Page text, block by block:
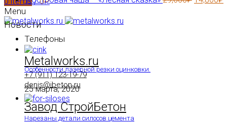
Menu
Телефоны
Metalworks.ru
+7 (911) 123-19-79
denis@ibeton.ru
Завод СтройБетон
Новости
Особенности лазерной резки оцинковки.
25 марта, 2020
Нарезаны детали силосов цемента